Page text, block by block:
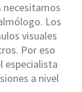
necesitamos
Los
visuales
Por eso
especialista
a nivel